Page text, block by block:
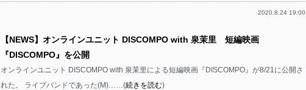
2020.8.24 19:00
【NEWS】オンラインユニット DISCOMPO with 泉茉里 短編映画
『DISCOMPO』を公開
オンラインユニット DISCOMPO with 泉茉里による短編映画『DISCOMPO』が8/21に公開さ
れた。 ライブバンドであった(M)……(続きを読む)